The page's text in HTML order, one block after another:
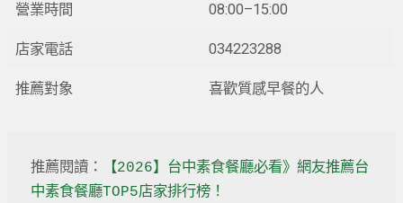
營業時間 08:00–15:00
店家電話 034223288
推薦對象 喜歡質感早餐的人
推薦閱讀：
【2026】台中素食餐廳必看》網友推薦台
中素食餐廳TOP5店家排行榜！